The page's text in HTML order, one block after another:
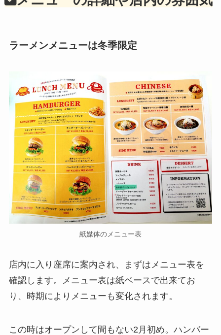
ラーメンメニューは冬季限定
紙媒体のメニュー表
店内に入り座席に案内され、まずはメニュー表を
確認します。メニュー表は紙ベースで出来てお
り、時期によりメニューも変化されます。
この時はオープンして間もない2月初め。ハンバー